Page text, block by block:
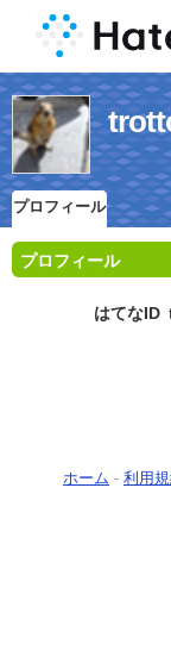
プロフィール
プロフィール
はてなID
ホーム - 利用